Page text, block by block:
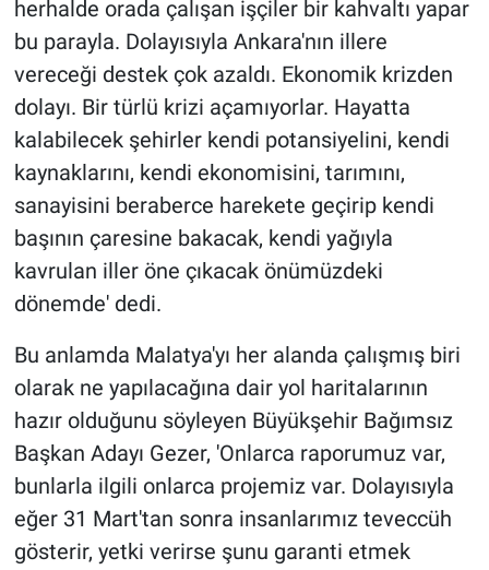
herhalde orada çalışan işçiler bir kahvaltı yapar
bu parayla. Dolayısıyla Ankara'nın illere
vereceği destek çok azaldı. Ekonomik krizden
dolayı. Bir türlü krizi açamıyorlar. Hayatta
kalabilecek şehirler kendi potansiyelini, kendi
kaynaklarını, kendi ekonomisini, tarımını,
sanayisini beraberce harekete geçirip kendi
başının çaresine bakacak, kendi yağıyla
kavrulan iller öne çıkacak önümüzdeki
dönemde' dedi.
Bu anlamda Malatya'yı her alanda çalışmış biri
olarak ne yapılacağına dair yol haritalarının
hazır olduğunu söyleyen Büyükşehir Bağımsız
Başkan Adayı Gezer, 'Onlarca raporumuz var,
bunlarla ilgili onlarca projemiz var. Dolayısıyla
eğer 31 Mart'tan sonra insanlarımız teveccüh
gösterir, yetki verirse şunu garanti etmek